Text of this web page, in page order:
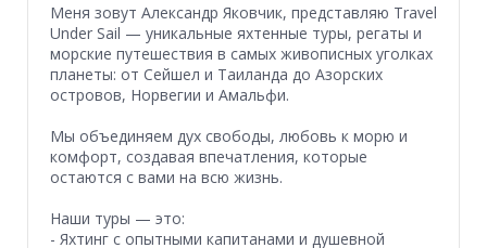
Меня зовут Александр Яковчик, представляю Travel
Under Sail — уникальные яхтенные туры, регаты и
морские путешествия в самых живописных уголках
планеты: от Сейшел и Таиланда до Азорских
островов, Норвегии и Амальфи.
Мы объединяем дух свободы, любовь к морю и
комфорт, создавая впечатления, которые
остаются с вами на всю жизнь.
Наши туры — это:
- Яхтинг с опытными капитанами и душевной